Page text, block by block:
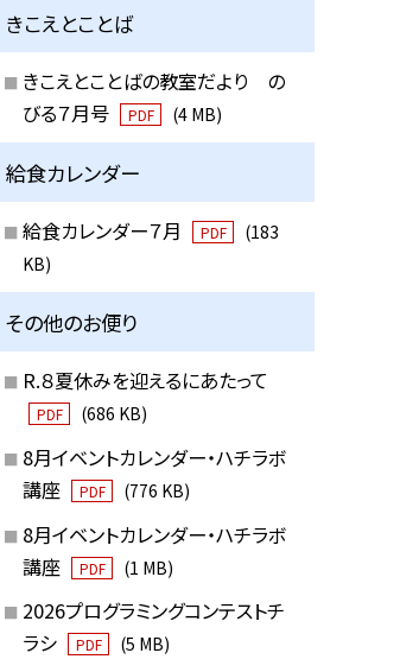
きこえとことば
きこえとことばの教室だより の
びる７月号
PDF (4 MB)
給食カレンダー
給食カレンダー７月 PDF
(183
KB)
その他のお便り
R.８夏休みを迎えるにあたって
PDF (686 KB)
8月イベントカレンダー・ハチラボ
講座
PDF (776 KB)
8月イベントカレンダー・ハチラボ
講座
PDF (1 MB)
2026プログラミングコンテストチ
ラシ
PDF (5 MB)